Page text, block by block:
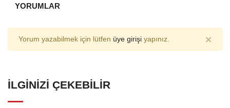
YORUMLAR
Yorum yazabilmek için lütfen üye girişi yapınız. ×
İLGINIZI ÇEKEBILIR